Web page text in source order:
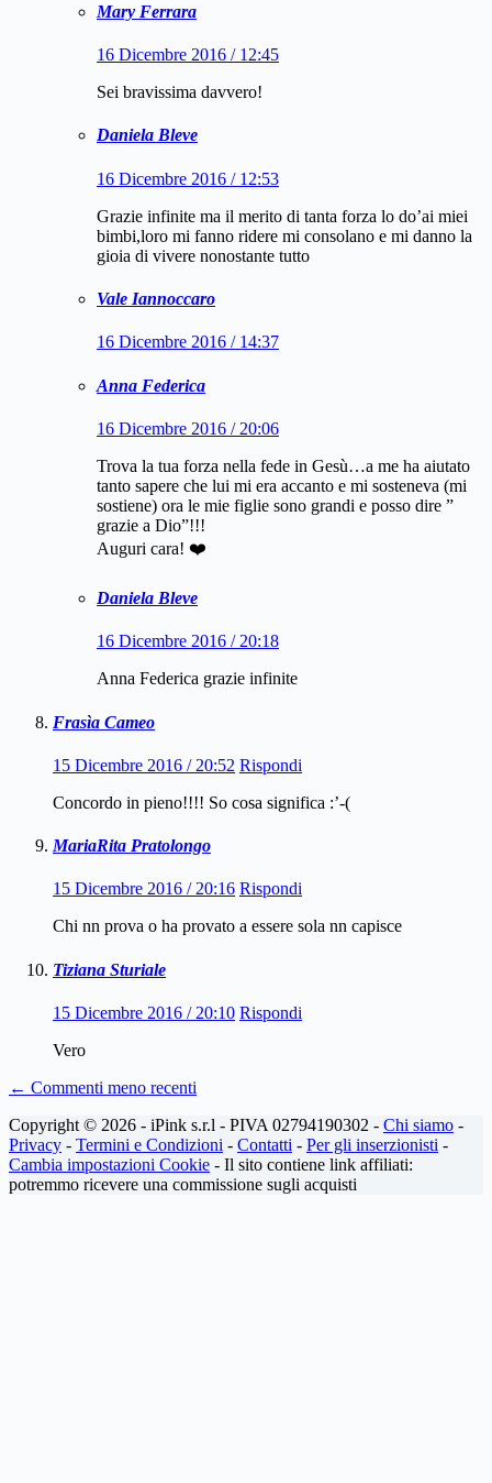
Mary Ferrara
16 Dicembre 2016 / 12:45
Sei bravissima davvero!
Daniela Bleve
16 Dicembre 2016 / 12:53
Grazie infinite ma il merito di tanta forza lo do’ai miei
bimbi,loro mi fanno ridere mi consolano e mi danno la
gioia di vivere nonostante tutto
Vale Iannoccaro
16 Dicembre 2016 / 14:37
Anna Federica
16 Dicembre 2016 / 20:06
Trova la tua forza nella fede in Gesù…a me ha aiutato
tanto sapere che lui mi era accanto e mi sosteneva (mi
sostiene) ora le mie figlie sono grandi e posso dire ”
grazie a Dio”!!!
Auguri cara! ❤️
Daniela Bleve
16 Dicembre 2016 / 20:18
Anna Federica grazie infinite
Frasìa Cameo
15 Dicembre 2016 / 20:52 Rispondi
Concordo in pieno!!!! So cosa significa :’-(
MariaRita Pratolongo
15 Dicembre 2016 / 20:16 Rispondi
Chi nn prova o ha provato a essere sola nn capisce
Tiziana Sturiale
15 Dicembre 2016 / 20:10 Rispondi
Vero
Navigazione
commenti
← Commenti meno recenti
Copyright © 2026 - iPink s.r.l - PIVA 02794190302 - Chi siamo -
Privacy - Termini e Condizioni - Contatti - Per gli inserzionisti -
Cambia impostazioni Cookie - Il sito contiene link affiliati:
potremmo ricevere una commissione sugli acquisti